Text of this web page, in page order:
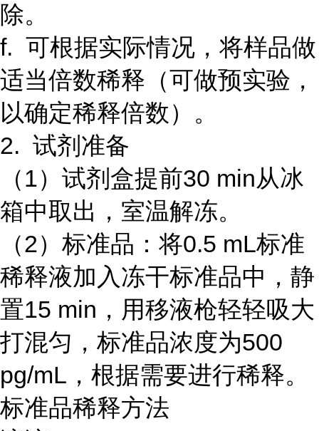
除。
f. 可根据实际情况，将样品做
适当倍数稀释（可做预实验，
以确定稀释倍数）。
2. 试剂准备
（1）试剂盒提前30 min从冰
箱中取出，室温解冻。
（2）标准品：将0.5 mL标准
稀释液加入冻干标准品中，静
置15 min，用移液枪轻轻吸大
打混匀，标准品浓度为500
pg/mL，根据需要进行稀释。
标准品稀释方法